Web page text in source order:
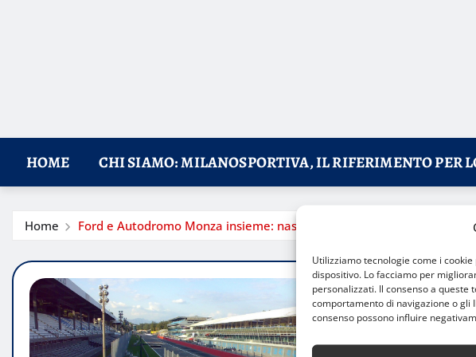
Utilizziamo tecnologie come i
dispositivo. Lo facciamo per
personalizzati. Il consenso a
comportamento di navigazione o gli
consenso possono influire
HOME CHI SIAMO: MILANOSPORTIVA, IL RIFERIMENTO PER
Home Ford e Autodromo Monza insieme: nasce una nuova partnership nel